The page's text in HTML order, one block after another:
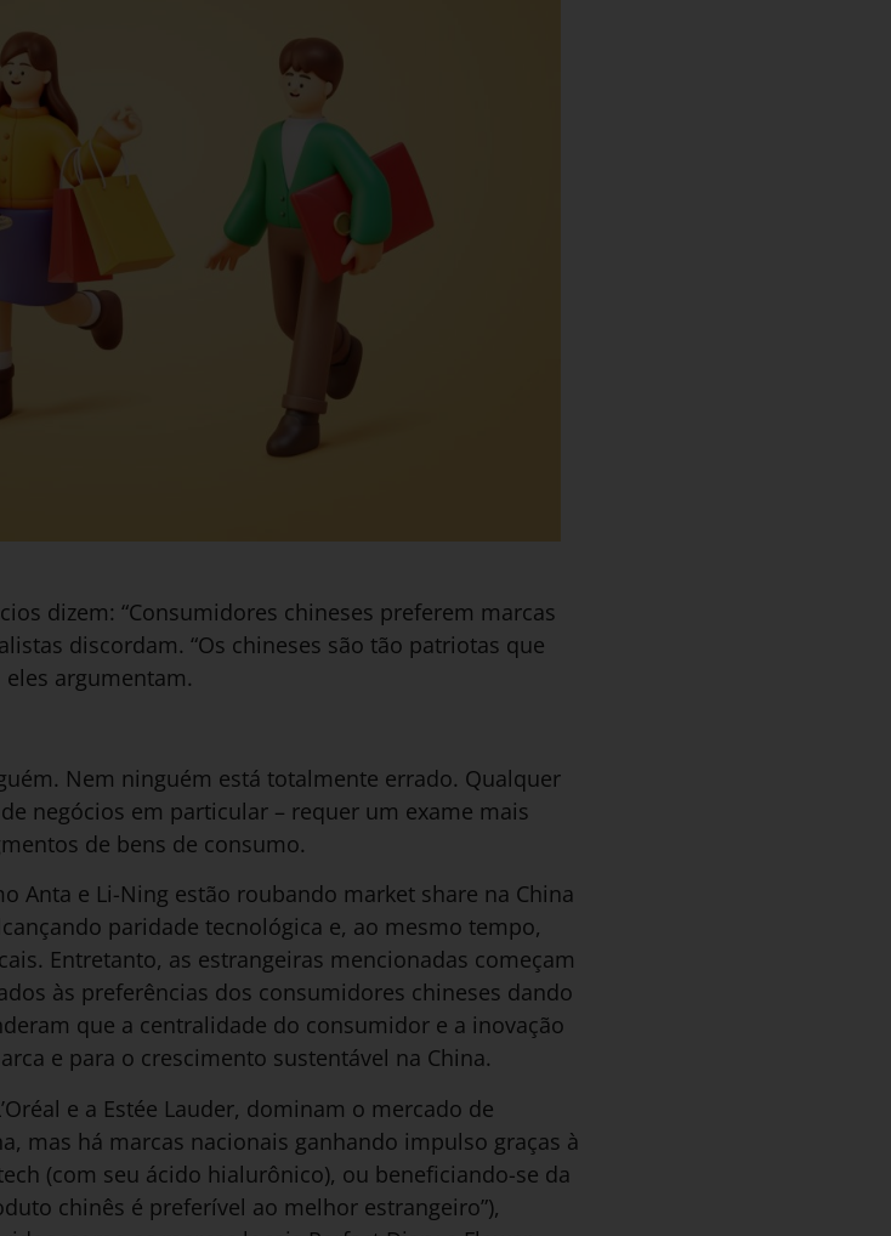
dizem: “Consumidores chineses preferem marcas
discordam. “Os chineses são tão patriotas que
argumentam.
Nem ninguém está totalmente errado. Qualquer
negócios em particular – requer um exame mais
de bens de consumo.
Anta e Li-Ning estão roubando market share na China
paridade tecnológica e, ao mesmo tempo,
Entretanto, as estrangeiras mencionadas começam
às preferências dos consumidores chineses dando
que a centralidade do consumidor e a inovação
e para o crescimento sustentável na China.
e a Estée Lauder, dominam o mercado de
mas há marcas nacionais ganhando impulso graças à
(com seu ácido hialurônico), ou beneficiando-se da
chinês é preferível ao melhor estrangeiro”),